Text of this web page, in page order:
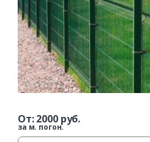
От:2000руб.
за м. погон.